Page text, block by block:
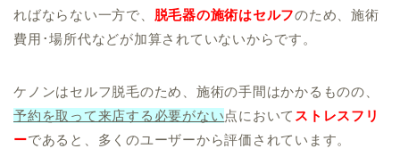
ればならない一方で、 脱毛器の施術はセルフのため、施術
費用･場所代などが加算されていないからです。
ケノンはセルフ脱毛のため、施術の手間はかかるものの、
予約を取って来店する必要がない点において ストレスフリ
ーであると、多くのユーザーから評価されています。